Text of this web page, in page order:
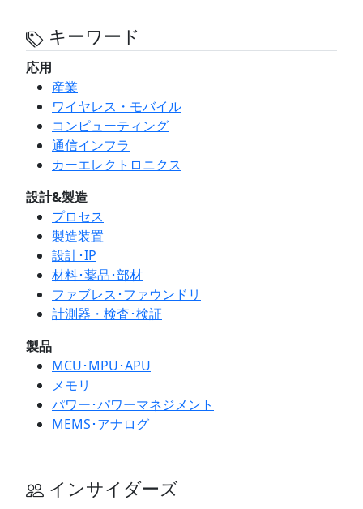
キーワード
応用
産業
ワイヤレス・モバイル
コンピューティング
通信インフラ
カーエレクトロニクス
設計&製造
プロセス
製造装置
設計･IP
材料･薬品･部材
ファブレス･ファウンドリ
計測器・検査･検証
製品
MCU･MPU･APU
メモリ
パワー･パワーマネジメント
MEMS･アナログ
インサイダーズ